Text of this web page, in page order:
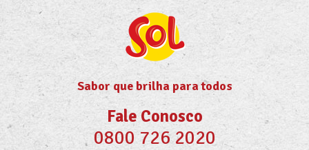
Sabor que brilha para todos
Fale Conosco
0800 726 2020